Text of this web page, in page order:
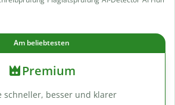
Am beliebtesten
Premium
schneller, besser und klarer